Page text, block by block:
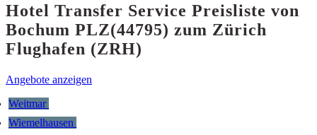
Hotel Transfer Service Preisliste von
Bochum PLZ(44795) zum Zürich
Flughafen (ZRH)
Angebote anzeigen
Weitmar
Wiemelhausen